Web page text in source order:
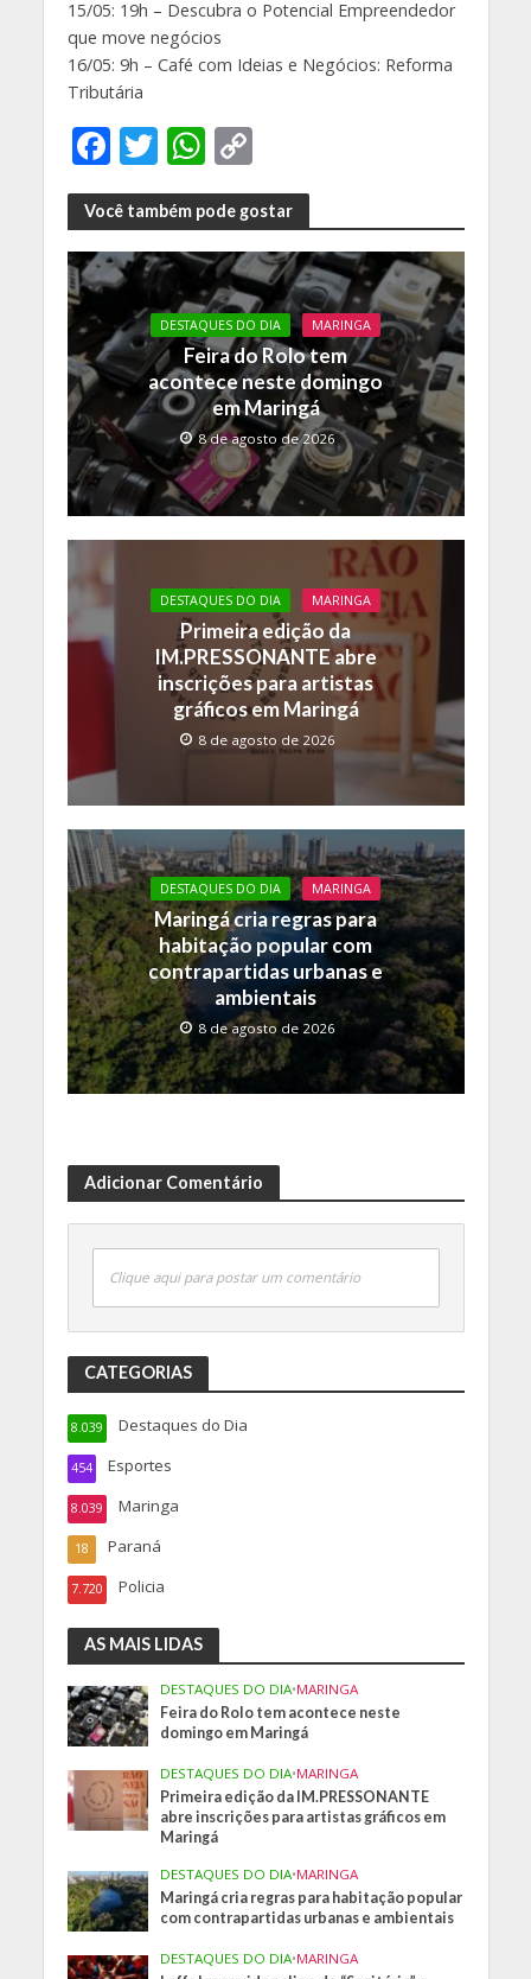
15/05: 19h – Descubra o Potencial Empreendedor
que move negócios
16/05: 9h – Café com Ideias e Negócios: Reforma
Tributária
F
ac
e
b
o
o
k
T
w
itt
er
W
h
at
s
A
p
p
C
o
p
y
Li
n
k
Você também pode gostar
DESTAQUES DO DIA MARINGA
Feira do Rolo tem
acontece neste domingo
em Maringá
8 de agosto de 2026
DESTAQUES DO DIA MARINGA
Primeira edição da
IM.PRESSONANTE abre
inscrições para artistas
gráficos em Maringá
8 de agosto de 2026
DESTAQUES DO DIA MARINGA
Maringá cria regras para
habitação popular com
contrapartidas urbanas e
ambientais
8 de agosto de 2026
Adicionar Comentário
Clique aqui para postar um comentário
CATEGORIAS
Destaques do Dia
8.039
Esportes
454
Maringa
8.039
Paraná
18
Policia
7.720
AS MAIS LIDAS
DESTAQUES DO DIA•MARINGA
Feira do Rolo tem acontece neste
domingo em Maringá
DESTAQUES DO DIA•MARINGA
Primeira edição da IM.PRESSONANTE
abre inscrições para artistas gráficos em
Maringá
DESTAQUES DO DIA•MARINGA
Maringá cria regras para habitação popular
com contrapartidas urbanas e ambientais
DESTAQUES DO DIA•MARINGA